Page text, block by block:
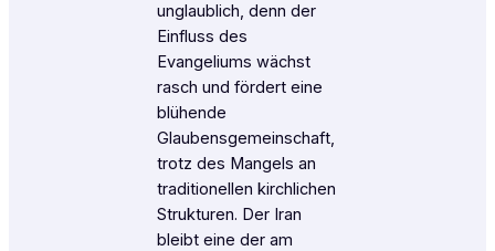
unglaublich, denn der
Einfluss des
Evangeliums wächst
rasch und fördert eine
blühende
Glaubensgemeinschaft,
trotz des Mangels an
traditionellen kirchlichen
Strukturen. Der Iran
bleibt eine der am